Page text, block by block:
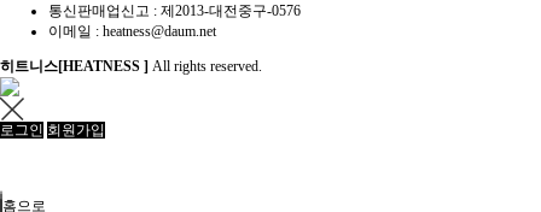
통신판매업신고 : 제2013-대전중구-0576
이메일 : heatness@daum.net
히트니스[HEATNESS ] All rights reserved.
로그인 회원가입
홈으로